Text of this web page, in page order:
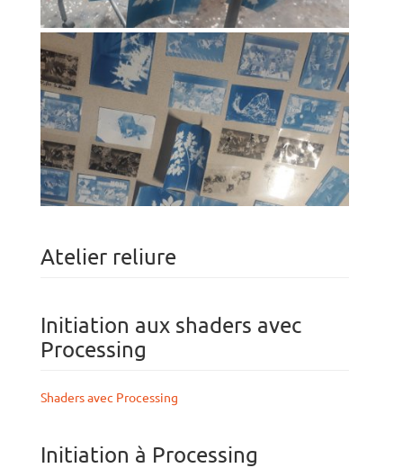
Atelier reliure
Initiation aux shaders avec
Processing
Shaders avec Processing
Initiation à Processing